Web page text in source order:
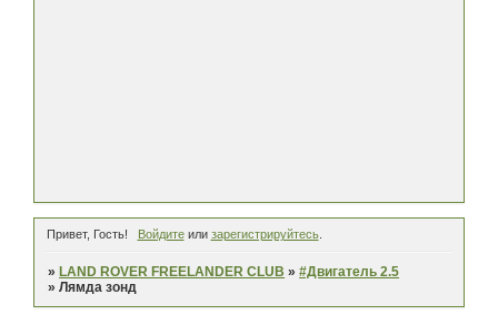
Привет, Гость! Войдитеили зарегистрируйтесь.
» LAND ROVER FREELANDER CLUB »#Двигатель 2.5
»Лямда зонд